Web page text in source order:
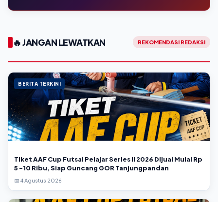
🔥 JANGAN LEWATKAN REKOMENDASI REDAKSI
BERITA TERKINI
Tiket AAF Cup Futsal Pelajar Series II 2026 Dijual Mulai Rp
5 -10 Ribu, Siap Guncang GOR Tanjungpandan
📅 4 Agustus 2026